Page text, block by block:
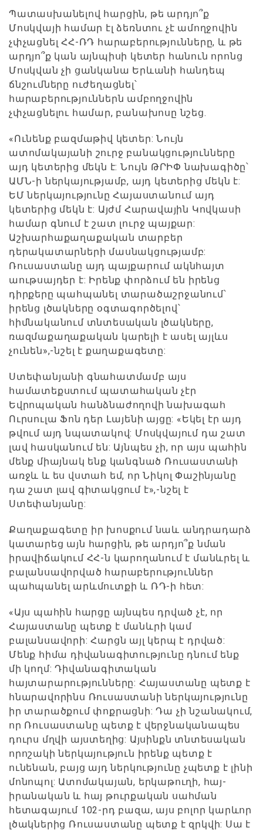
Պատասխանելով հարցին, թե արդյո՞ք
Մոսկվայի համար էլ ձեռնտու չէ ամողջովին
չփչացնել ՀՀ-ՌԴ հարաբերությունները, և թե
արդյո՞ք կան այնպիսի կետեր հանուն որոնց
Մոսկվան չի ցանկանա Երևանի հանդեպ
ճնշումները ուժեղացնել՝
հարաբերություններն ամբողջովին
չփչացնելու համար, բանախոսը նշեց.
«Ունենք բազմաթիվ կետեր: Նույն
ատոմակայանի շուրջ բանակցությունները
այդ կետերից մեկն է: Նույն ԹՐԻՓ նախագիծը՝
ԱՄՆ-ի ներկայությամբ, այդ կետերից մեկն է:
ԵՄ ներկայությունը Հայաստանում այդ
կետերից մեկն է: Այժմ Հարավային Կովկասի
համար գնում է շատ լուրջ պայքար:
Աշխարհաքաղաքական տարբեր
դերակատարների մասնակցությամբ:
Ռուսաստանը այդ պայքարում ակնհայտ
աութսայդեր է: Իրենք փորձում են իրենց
դիրքերը պահպանել տարածաշրջանում՝
իրենց լծակները օգտագործելով՝
հիմնականում տնտեսական լծակները,
ռազմաքաղաքական կարելի է ասել այլևս
չունեն»,-նշել է քաղաքագետը:
Ստեփանյանի գնահատմամբ այս
համատեքստում պատահական չէր
Եվրոպական հանձնաժողովի նախագահ
Ուրսուլա Ֆոն դեր Լայենի այցը: «Եկել էր այդ
թվում այդ նպատակով: Մոսկվայում դա շատ
լավ հասկանում են: Այնպես չի, որ այս պահին
մենք միայնակ ենք կանգնած Ռուսաստանի
առջև և ես վստահ եմ, որ Նիկոլ Փաշինյանը
դա շատ լավ գիտակցում է»,-նշել է
Ստեփանյանը:
Քաղաքագետը իր խոսքում նաև անդրադարձ
կատարեց այն հարցին, թե արդյո՞ք նման
իրավիճակում ՀՀ-ն կարողանում է մանևրել և
բալանսավորված հարաբերություններ
պահպանել արևմուտքի և ՌԴ-ի հետ:
«Այս պահին հարցը այնպես դրված չէ, որ
Հայաստանը պետք է մանևրի կամ
բալանսավորի: Հարցն այլ կերպ է դրված:
Մենք հիմա դիվանագիտությունը դնում ենք
մի կողմ: Դիվանագիտական
հայտարարությունները: Հայաստանը պետք է
հնարավորինս Ռուսաստանի ներկայությունը
իր տարածքում փոքրացնի: Դա չի նշանակում,
որ Ռուսաստանը պետք է վերջնականապես
դուրս մղվի այստեղից: Այսինքն տնտեսական
որոշակի ներկայություն իրենք պետք է
ունենան, բայց այդ ներկությունը չպետք է լինի
մոնոպոլ: Ատոմակայան, երկաթուղի, հայ-
իրանական և հայ թուրքական սահման
հետագայում 102-րդ բազա, այս բոլոր կարևոր
լծակներից Ռուսաստանը պետք է զրկվի: Սա է